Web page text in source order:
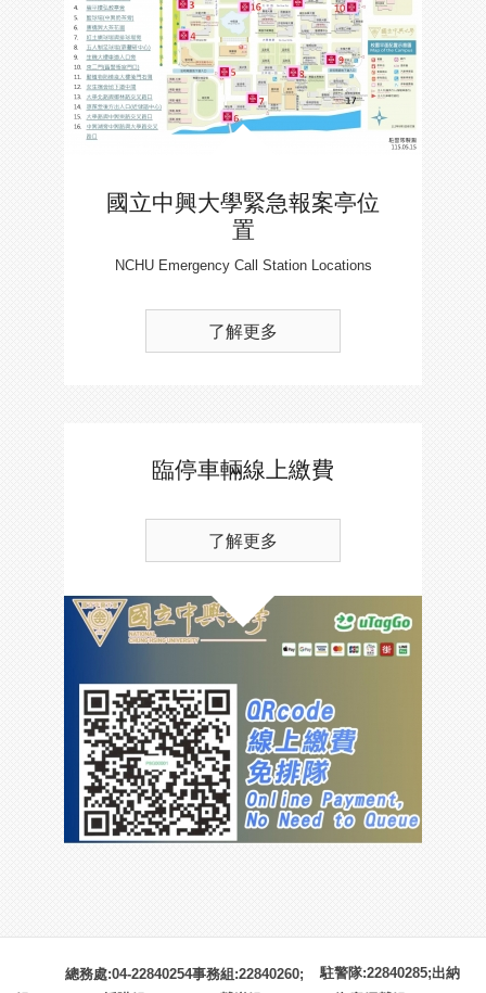
國立中興大學緊急報案亭位
置
NCHU Emergency Call Station Locations
了解更多
臨停車輛線上繳費
了解更多
總務處:04-22840254事務組:22840260;
駐警隊:22840285;出納